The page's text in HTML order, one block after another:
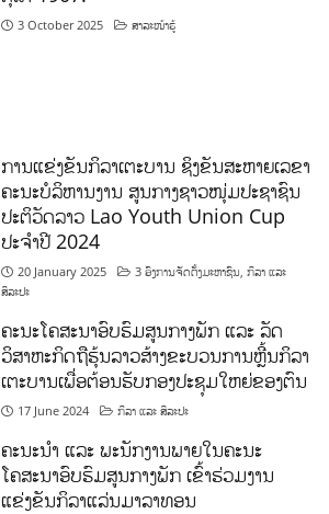
3 October 2025 ສາລະໜ້າຮູ້
ການແຂ່ງຂັນກິລາເຕະບານ ຊິງຂັນສະຫາຍເລຂາ
ຄະນະບໍລິຫານງານ ສູນກາງຊາວໜຸ່ມປະຊາຊົນ
ປະຕິວັດລາວ Lao Youth Union Cup
ປະຈຳປີ 2024
20 January 2025 3 ອົງການຈັດຕັ້ງມະຫາຊົນ ,ກິລາ ແລະ
ສິລະປະ
ຄະນະໂຄສະນາອົບຮົມສູນກາງພັກ ແລະ ລັດ
ວິສາຫະກິດຖືຮຸ້ນລາວສ້າງຂະບວນການຫຼີ້ນກິລາ
ເຕະບານເພື່ອຕ້ອນຮັບກອງປະຊຸມໃຫຍ່ຂອງຕົນ
17 June 2024 ກິລາ ແລະ ສິລະປະ
ຄະນະນຳ ແລະ ພະນັກງານພາຍໃນຄະນະ
ໂຄສະນາອົບຮົມສູນກາງພັກ ເຂົ້າຮ່ວມງານ
ແຂ່ງຂັນກິລາແລ່ນມາລາທອນ